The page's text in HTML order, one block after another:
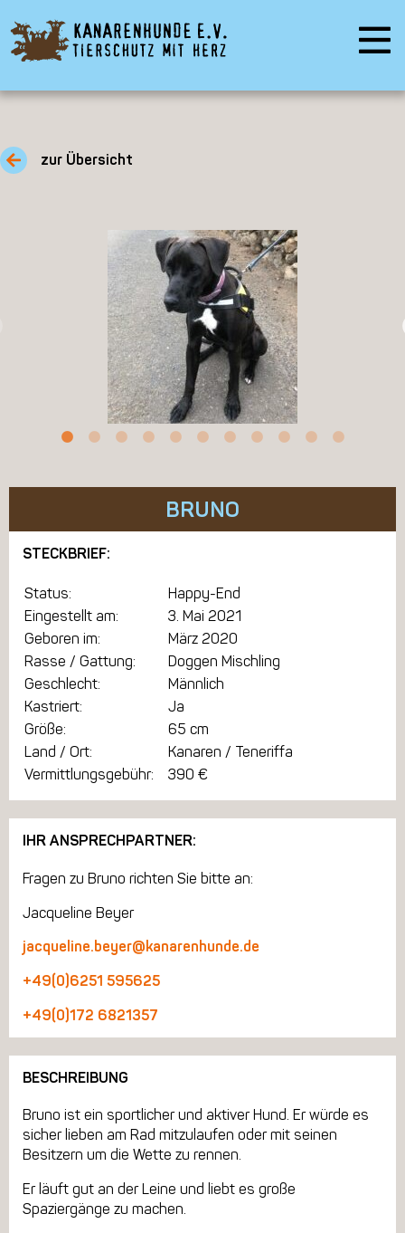
zur Übersicht
BRUNO
STECKBRIEF:
Status:
Happy-End
Eingestellt am:
3. Mai 2021
Geboren im:
März 2020
Rasse / Gattung:
Doggen Mischling
Geschlecht:
Männlich
Kastriert:
Ja
Größe:
65 cm
Land / Ort:
Kanaren / Teneriffa
Vermittlungsgebühr:
390 €
IHR ANSPRECHPARTNER:
Fragen zu Bruno richten Sie bitte an:
Jacqueline Beyer
jacqueline.beyer@kanarenhunde.de
+49(0)6251 595625
+49(0)172 6821357
BESCHREIBUNG
Bruno ist ein sportlicher und aktiver Hund. Er würde es
sicher lieben am Rad mitzulaufen oder mit seinen
Besitzern um die Wette zu rennen.
Er läuft gut an der Leine und liebt es große
Spaziergänge zu machen.